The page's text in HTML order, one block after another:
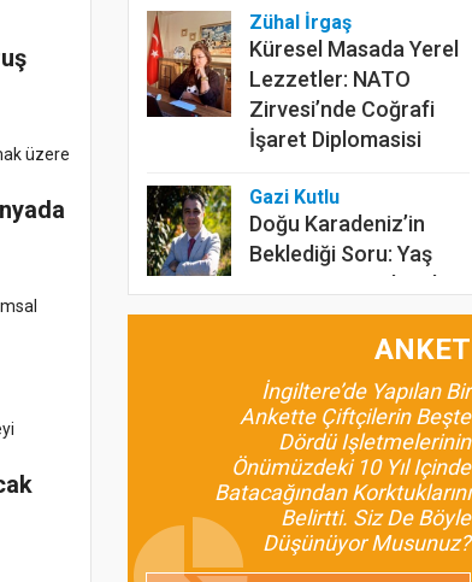
üzere
Zühal İrgaş
Küresel Masada Yerel
Lezzetler: NATO
Zirvesi’nde Coğrafi
İşaret Diplomasisi
Gazi Kutlu
Doğu Karadeniz’in
Beklediği Soru: Yaş
Çay Kaç Lira Olacak?
Tarımın İnfrasesi
Günümüze Uyumlu
Değeri: Maş Fasulyesi
Prof.Dr. Bülent
Gülçubuk
Şura Kararlarının
İnsan ve Kalkınma
ANKET
İngiltere’de Yapılan Bir
Ankette Çiftçilerin Beşte
Dördü Işletmelerinin
Önümüzdeki 10 Yıl Içinde
Batacağından Korktuklarını
Belirtti. Siz De Böyle
Düşünüyor Musunuz?